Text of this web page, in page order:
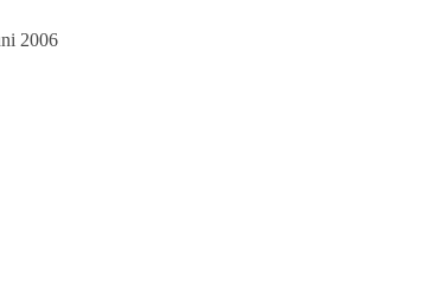
2006